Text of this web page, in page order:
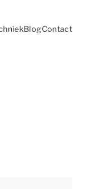
BlogContact